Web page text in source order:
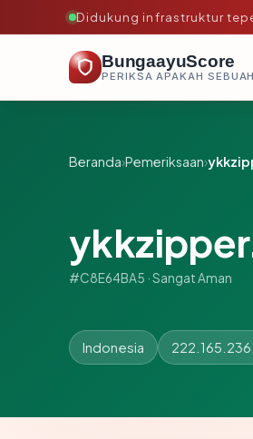
Didukung infrastruktur
BungaayuScore
Beranda›Pemeriksaan›
#C8E64BA5 · Sangat Aman
Indonesia